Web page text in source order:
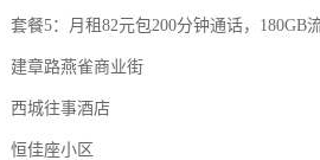
套餐5：月租82元包200分钟通话，180GB
建章路燕雀商业街
西城往事酒店
恒佳座小区